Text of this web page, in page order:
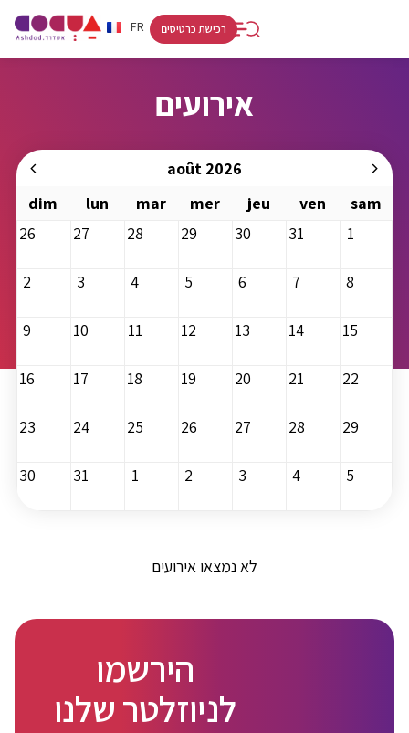
FR
HE
רכישת כרטיסים
אירועים
août 2026
dim
lun mar mer jeu ven
sam
26
27 28 29 30 31 1
2 3 4 5 6 7 8
9 10 11 12 13 14 15
16 17 18 19 20 21 22
23 24 25 26 27 28 29
30 31 1 2 3 4 5
לא נמצאו אירועים
הירשמו
לניוזלטר שלנו